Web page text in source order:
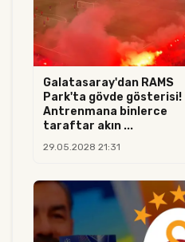
Galatasaray'dan RAMS
Park'ta gövde gösterisi!
Antrenmana binlerce
taraftar akın ...
29.05.2028 21:31